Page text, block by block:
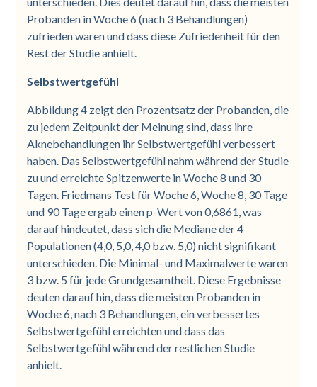
Probanden in Woche 6 (nach 3 Behandlungen)
zufrieden waren und dass diese Zufriedenheit für den
Rest der Studie anhielt.
Selbstwertgefühl
Abbildung 4 zeigt den Prozentsatz der Probanden, die
zu jedem Zeitpunkt der Meinung sind, dass ihre
Aknebehandlungen ihr Selbstwertgefühl verbessert
haben. Das Selbstwertgefühl nahm während der Studie
zu und erreichte Spitzenwerte in Woche 8 und 30
Tagen. Friedmans Test für Woche 6, Woche 8, 30 Tage
und 90 Tage ergab einen p-Wert von 0,6861, was
darauf hindeutet, dass sich die Mediane der 4
Populationen (4,0, 5,0, 4,0 bzw. 5,0) nicht signifikant
unterschieden. Die Minimal- und Maximalwerte waren
3 bzw. 5 für jede Grundgesamtheit. Diese Ergebnisse
deuten darauf hin, dass die meisten Probanden in
Woche 6, nach 3 Behandlungen, ein verbessertes
Selbstwertgefühl erreichten und dass das
Selbstwertgefühl während der restlichen Studie
anhielt.